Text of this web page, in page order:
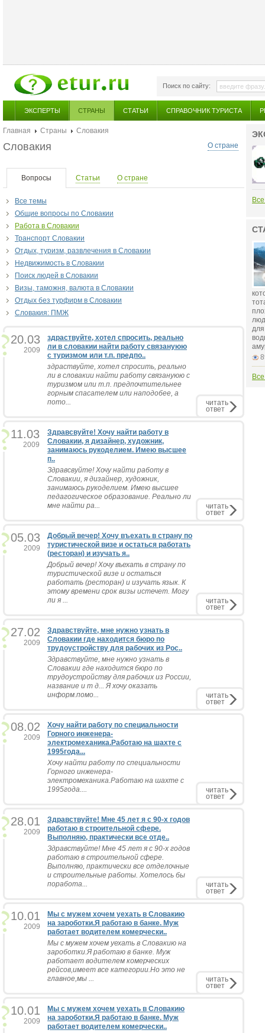
Поиск по сайту:
ЭКСПЕРТЫ СТРАНЫ СТАТЬИ СПРАВОЧНИК ТУРИСТА
Главная Страны
Словакия
О стране
Словакия
Вопросы Статьи О стране
Все темы
Общие вопросы по Словакии
Работа в Словакии
Транспорт Словакии
Отдых, туризм, развлечения в Словакии
Недвижимость в Словакии
Поиск людей в Словакии
Визы, таможня, валюта в Словакии
Отдых без турфирм в Словакии
Словакия: ПМЖ
20.03
2009
здраствуйте, хотел спросить, реально
ли в словакии найти работу связануюю
с туризмом или т.п. предпо..
здраствуйте, хотел спросить, реально
ли в словакии найти работу связануюю с
туризмом или т.п. предпочтительнее
горным спасателем или наподобее, а
пото...
читать
ответ
11.03
2009
Здравсвуйте! Хочу найти работу в
Словакии, я дизайнер, художник,
занимаюсь рукоделием. Имею высшее
п..
Здравсвуйте! Хочу найти работу в
Словакии, я дизайнер, художник,
занимаюсь рукоделием. Имею высшее
педагогическое образование. Реально ли
мне найти ра...
читать
ответ
05.03
2009
Добрый вечер! Хочу въехать в страну по
туристической визе и остаться работать
(ресторан) и изучать я..
Добрый вечер! Хочу въехать в страну по
туристической визе и остаться
работать (ресторан) и изучать язык. К
этому времени срок визы истечет. Могу
ли я ...
читать
ответ
27.02
2009
Здравствуйте, мне нужно узнать в
Словакии где находится бюро по
трудоустройству для рабочих из Рос..
Здравствуйте, мне нужно узнать в
Словакии где находится бюро по
трудоустройству для рабочих из России,
название и т д... Я хочу оказать
информ.помо...
читать
ответ
08.02
2009
Хочу найти работу по специальности
Горного инженера-
электромеханика.Работаю на шахте с
1995года...
Хочу найти работу по специальности
Горного инженера-
электромеханика.Работаю на шахте с
1995года....
читать
ответ
28.01
2009
Здравствуйте! Мне 45 лет я с 90-х годов
работаю в строительной сфере.
Выполняю, практически все отде..
Здравствуйте! Мне 45 лет я с 90-х годов
работаю в строительной сфере.
Выполняю, практически все отделочные
и строительные работы. Хотелось бы
поработа...
читать
ответ
10.01
2009
Мы с мужем хочем уехать в Словакию
на зароботки.Я работаю в банке. Муж
работает водителем комерчески..
Мы с мужем хочем уехать в Словакию на
зароботки.Я работаю в банке. Муж
работает водителем комерческих
рейсов,имеет все категории.Но это не
главное,мы ...
читать
ответ
10.01
2009
Мы с мужем хочем уехать в Словакию
на зароботки.Я работаю в банке. Муж
работает водителем комерчески..